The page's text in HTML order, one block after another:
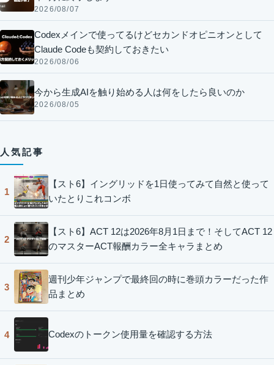
2026/08/07
Codexメインで使ってるけどセカンドオピニオンとして
Claude Codeも契約しておきたい
2026/08/06
今から生成AIを触り始める人は何をしたら良いのか
2026/08/05
人気記事
1
【スト6】イングリッドを1日使ってみて自然と使って
いたとりこれコンボ
2
【スト6】ACT 12は2026年8月1日まで！そしてACT 12
のマスターACT報酬カラー全キャラまとめ
3
週刊少年ジャンプで最終回の時に巻頭カラーだった作
品まとめ
4 Codexのトークン使用量を確認する方法